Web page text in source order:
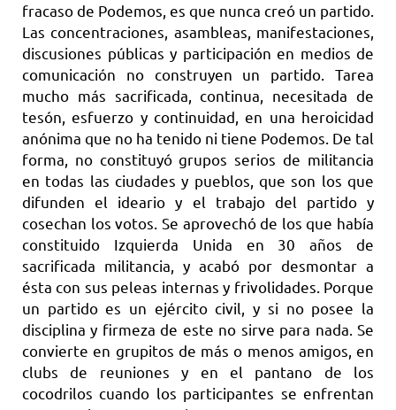
fracaso de Podemos, es que nunca creó un partido.
Las concentraciones, asambleas, manifestaciones,
discusiones públicas y participación en medios de
comunicación no construyen un partido. Tarea
mucho más sacrificada, continua, necesitada de
tesón, esfuerzo y continuidad, en una heroicidad
anónima que no ha tenido ni tiene Podemos. De tal
forma, no constituyó grupos serios de militancia
en todas las ciudades y pueblos, que son los que
difunden el ideario y el trabajo del partido y
cosechan los votos. Se aprovechó de los que había
constituido Izquierda Unida en 30 años de
sacrificada militancia, y acabó por desmontar a
ésta con sus peleas internas y frivolidades. Porque
un partido es un ejército civil, y si no posee la
disciplina y firmeza de este no sirve para nada. Se
convierte en grupitos de más o menos amigos, en
clubs de reuniones y en el pantano de los
cocodrilos cuando los participantes se enfrentan